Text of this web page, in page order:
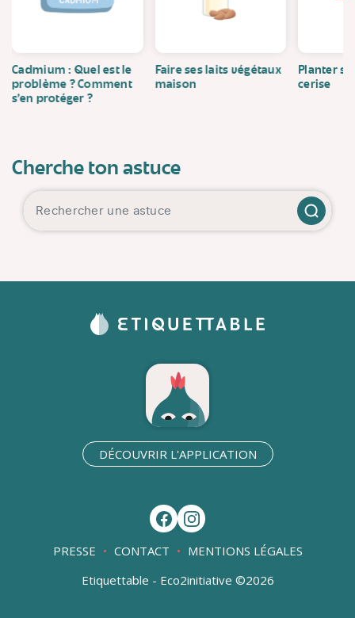
Cadmium : Quel est le
problème ? Comment
s’en protéger ?
Faire ses laits végétaux
maison
Planter
cerise
Cherche ton astuce
DÉCOUVRIR L'APPLICATION
PRESSE CONTACT
MENTIONS LÉGALES
Etiquettable - Eco2initiative ©2026